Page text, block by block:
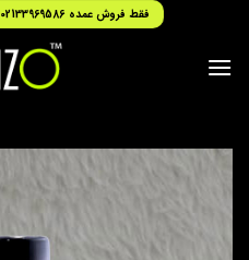
content
فقط فروش عمده 02133969586